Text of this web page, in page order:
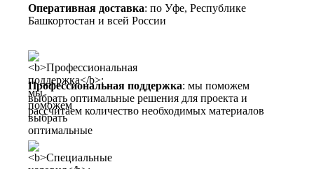
Оперативная доставка: по Уфе, Республике
Башкортостан и всей России
Профессиональная поддержка: мы поможем
выбрать оптимальные решения для проекта и
рассчитаем количество необходимых материалов